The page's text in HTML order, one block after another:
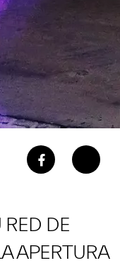
DE
APERTURA